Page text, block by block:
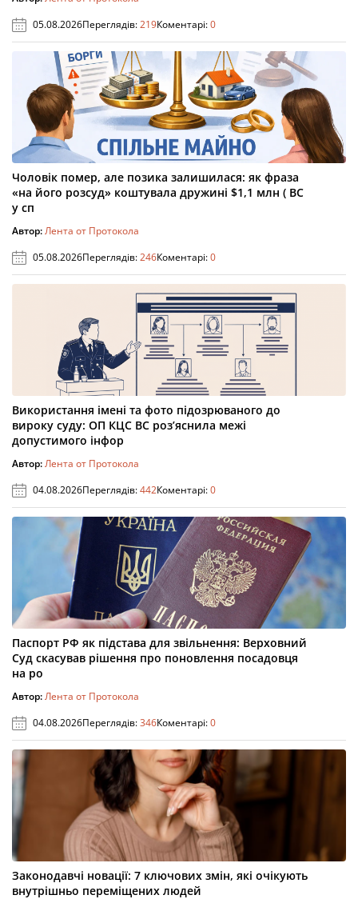
05.08.2026Переглядів:219Коментарі:0
Чоловік помер, але позика залишилася: як фраза
«на його розсуд» коштувала дружині $1,1 млн ( ВС
у сп
Автор:Лента от Протокола
05.08.2026Переглядів:246Коментарі:0
Використання імені та фото підозрюваного до
вироку суду: ОП КЦС ВС роз’яснила межі
допустимого інфор
Автор:Лента от Протокола
04.08.2026Переглядів:442Коментарі:0
Паспорт РФ як підстава для звільнення: Верховний
Суд скасував рішення про поновлення посадовця
на ро
Автор:Лента от Протокола
04.08.2026Переглядів:346Коментарі:0
Законодавчі новації: 7 ключових змін, які очікують
внутрішньо переміщених людей